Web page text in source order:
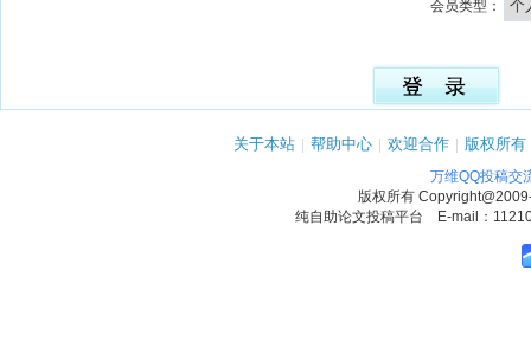
会员类型：
关于本站 | 帮助中心 | 欢迎合作 | 版权所有
万维QQ投稿交
版权所有
纯自助论文投稿平台 E-mail：